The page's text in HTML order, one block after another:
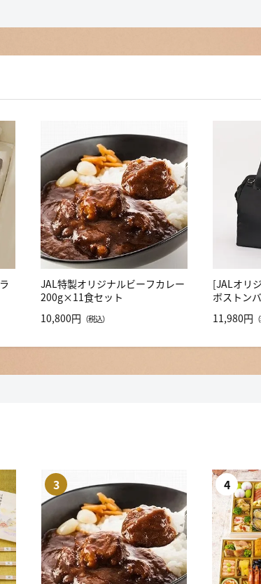
JAL特製オリジナルビーフカレー
200g×11食セット
10,800円 （税込）
[JALオリ
ボストン
11,980円
3 4